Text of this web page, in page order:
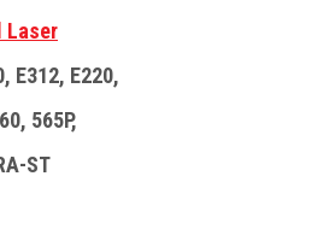
Laser
E312, E220,
565P,
ST